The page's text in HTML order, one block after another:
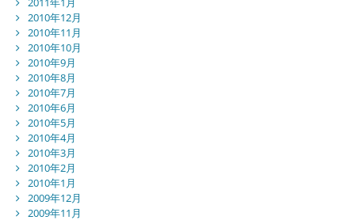
2010年12月
2010年11月
2010年10月
2010年9月
2010年8月
2010年7月
2010年6月
2010年5月
2010年4月
2010年3月
2010年2月
2010年1月
2009年12月
2009年11月